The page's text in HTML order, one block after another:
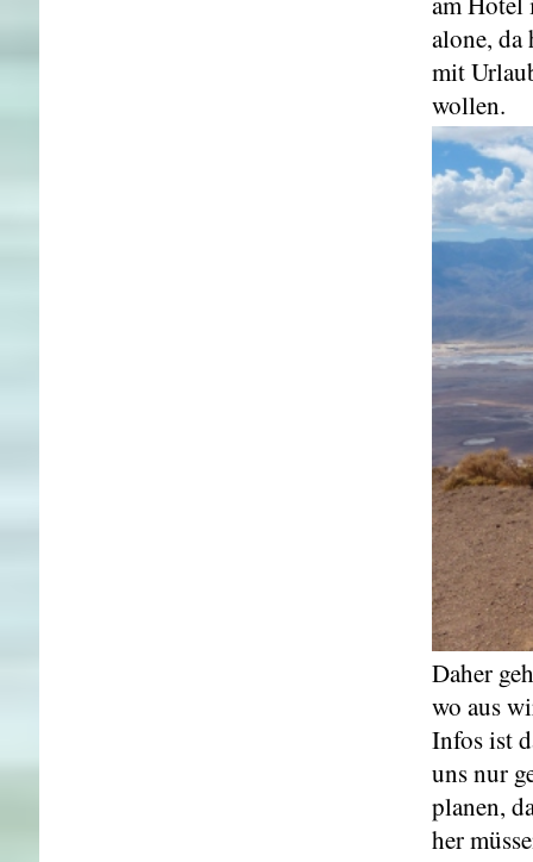
alone,
mit
wollen.
Daher
wo aus
Infos ist
uns nur
planen,
her